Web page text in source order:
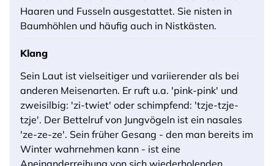
Haaren und Fusseln ausgestattet. Sie nisten in
Baumhöhlen und häufig auch in Nistkästen.
Klang
Sein Laut ist vielseitiger und variierender als bei
anderen Meisenarten. Er ruft u.a. 'pink-pink' und
zweisilbig: 'zi-twiet' oder schimpfend: 'tzje-tzje-
tzje'. Der Bettelruf von Jungvögeln ist ein nasales
'ze-ze-ze'. Sein früher Gesang - den man bereits im
Winter wahrnehmen kann - ist eine
Aneinanderreihung von sich wiederholenden,